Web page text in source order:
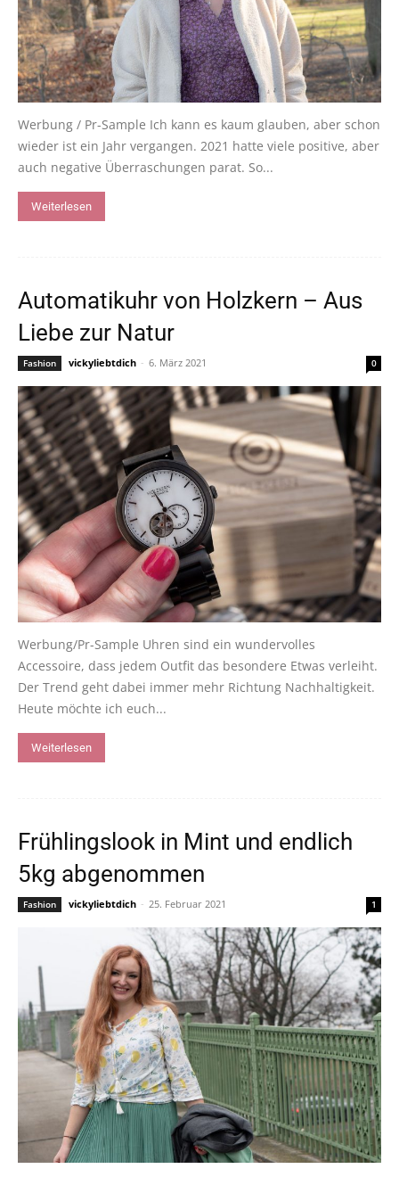
Werbung / Pr-Sample Ich kann es kaum glauben, aber schon
wieder ist ein Jahr vergangen. 2021 hatte viele positive, aber
auch negative Überraschungen parat. So...
Weiterlesen
Automatikuhr von Holzkern – Aus
Liebe zur Natur
Fashion vickyliebtdich - 6. März 2021 0
Werbung/Pr-Sample Uhren sind ein wundervolles
Accessoire, dass jedem Outfit das besondere Etwas verleiht.
Der Trend geht dabei immer mehr Richtung Nachhaltigkeit.
Heute möchte ich euch...
Weiterlesen
Frühlingslook in Mint und endlich
5kg abgenommen
Fashion vickyliebtdich - 25. Februar 2021 1